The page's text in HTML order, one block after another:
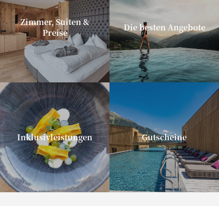
Zimmer, Suiten &
Preise
Die besten Angebote
Inklusivleistungen Gutscheine